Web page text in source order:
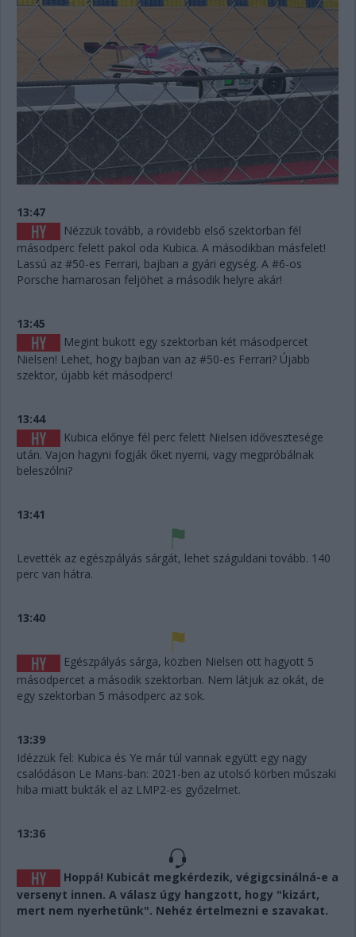
13:47
Nézzük tovább, a rövidebb első szektorban fél
másodperc felett pakol oda Kubica. A másodikban másfelet!
Lassú az #50-es Ferrari, bajban a gyári egység. A #6-os
Porsche hamarosan feljöhet a második helyre akár!
13:45
Megint bukott egy szektorban két másodpercet
Nielsen! Lehet, hogy bajban van az #50-es Ferrari? Újabb
szektor, újabb két másodperc!
13:44
Kubica előnye fél perc felett Nielsen idővesztesége
után. Vajon hagyni fogják őket nyerni, vagy megpróbálnak
beleszólni?
13:41
Levették az egészpályás sárgát, lehet száguldani tovább. 140
perc van hátra.
13:40
Egészpályás sárga, közben Nielsen ott hagyott 5
másodpercet a második szektorban. Nem látjuk az okát, de
egy szektorban 5 másodperc az sok.
13:39
Idézzük fel: Kubica és Ye már túl vannak együtt egy nagy
csalódáson Le Mans-ban: 2021-ben az utolsó körben műszaki
hiba miatt bukták el az LMP2-es győzelmet.
13:36
Hoppá! Kubicát megkérdezik, végigcsinálná-e a
versenyt innen. A válasz úgy hangzott, hogy "kizárt,
mert nem nyerhetünk". Nehéz értelmezni e szavakat.